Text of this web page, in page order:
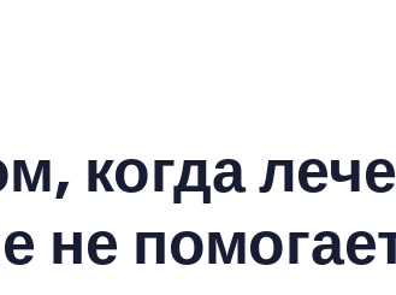
когда
не